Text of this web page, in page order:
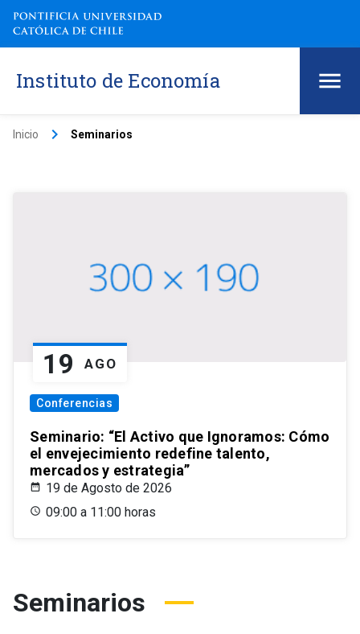
Instituto de Economía
Inicio keyboard_arrow_right Seminarios
19 AGO
Conferencias
Seminario: “El Activo que Ignoramos: Cómo
el envejecimiento redefine talento,
mercados y estrategia”
19 de Agosto de 2026
09:00 a 11:00 horas
Seminarios